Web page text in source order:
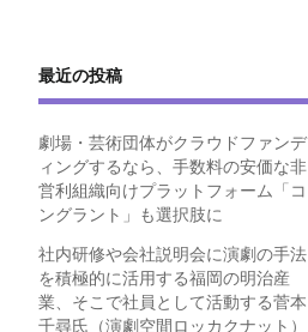
最近の投稿
劇場・芸術団体がクラウドファンデ
ィングするなら、手数料の安価な非
営利組織向けプラットフォーム「コ
ングラント」も選択肢に
社内研修や会社説明会に演劇の手法
を積極的に活用する福岡の明治産
業、そこで社員として活動する菅本
千尋氏（演劇空間ロッカクナット）